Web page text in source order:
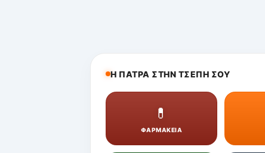
Η ΠΑΤΡΑ ΣΤΗΝ ΤΣΕΠΗ ΣΟΥ
💊
ΦΑΡΜΑΚΕΙΑ